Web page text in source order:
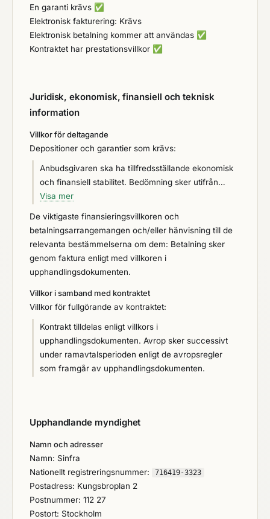
En garanti krävs ✅
Elektronisk fakturering: Krävs
Elektronisk betalning kommer att användas ✅
Kontraktet har prestationsvillkor ✅
Juridisk, ekonomisk, finansiell och teknisk
information
Villkor för deltagande
Depositioner och garantier som krävs:
Anbudsgivaren ska ha tillfredsställande ekonomisk
och finansiell stabilitet. Bedömning sker utifrån
kreditvärdighetsbedömning via CreditSafe eller
kreditvärdighet på 40. Anbudsgivare som inte
uppfyller kravet kan komma att uteslutas.
Visa mer
De viktigaste finansieringsvillkoren och
betalningsarrangemangen och/eller hänvisning till de
relevanta bestämmelserna om dem: Betalning sker
genom faktura enligt med villkoren i
upphandlingsdokumenten.
Villkor i samband med kontraktet
Villkor för fullgörande av kontraktet:
Kontrakt tilldelas enligt villkors i
upphandlingsdokumenten. Avrop sker successivt
under ramavtalsperioden enligt de avropsregler
som framgår av upphandlingsdokumenten.
Upphandlande myndighet
Namn och adresser
Namn: Sinfra
Nationellt registreringsnummer:
716419-3323
Postadress: Kungsbroplan 2
Postnummer: 112 27
Postort: Stockholm